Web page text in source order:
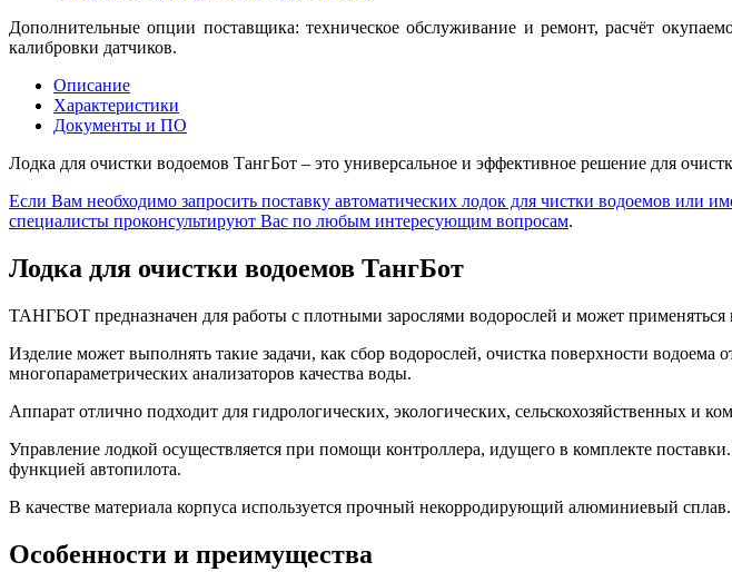
Дополнительные опции поставщика: техническое обслуживание и ремонт, расчёт
калибровки датчиков.
Описание
Характеристики
Документы и ПО
Лодка для очистки водоемов ТангБот – это универсальное и эффективное решение для
Если Вам необходимо запросить поставку автоматических лодок для чистки водоемов
специалисты проконсультируют Вас по любым интересующим вопросам.
Лодка для очистки водоемов ТангБот
ТАНГБОТ предназначен для работы с плотными зарослями водорослей и может
Изделие может выполнять такие задачи, как сбор водорослей, очистка поверхности
многопараметрических анализаторов качества воды.
Аппарат отлично подходит для гидрологических, экологических, сельскохозяйственных и
Управление лодкой осуществляется при помощи контроллера, идущего в комплекте
функцией автопилота.
В качестве материала корпуса используется прочный некорродирующий алюминиевый сплав.
Особенности и преимущества